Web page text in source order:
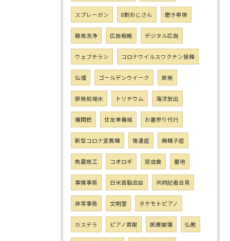
スプレーガン 8割おじさん 磨き専隊
簡易洗浄 広告戦略 デジタル広告
ウェブチラシ コロナウイルスワクチン接種
仏壇 ゴールデンウイーク 原発
原発処理水 トリチウム 海洋放出
機関銃 住友重機械 お墓参り代行
新型コロナ変異種 後遺症 無精子症
免震施工 コオロギ 昆虫食 墓地
事情事態 日米首脳会談 共同記者会見
非常事態 文明堂 タケモトピアノ
カステラ ピアノ買取 医療崩壊 仏教